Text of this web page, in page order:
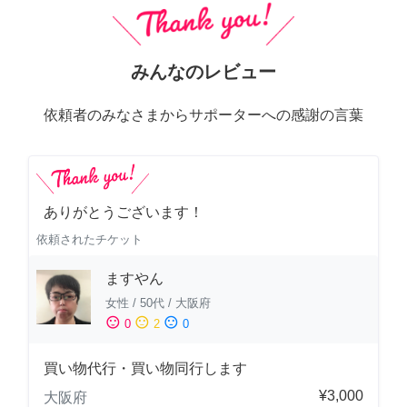
みんなのレビュー
依頼者のみなさまからサポーターへの感謝の言葉
ありがとうございます！
依頼されたチケット
ますやん
女性 / 50代 / 大阪府
sentiment_satisfied 0 sentiment_neutral 2 sentiment_dissatisfied 0
買い物代行・買い物同行します
大阪府
¥3,000